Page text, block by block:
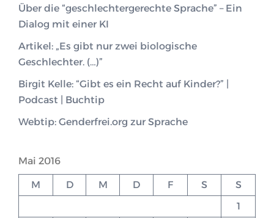
Über die “geschlechtergerechte Sprache” – Ein
Dialog mit einer KI
Artikel: „Es gibt nur zwei biologische
Geschlechter. (…)”
Birgit Kelle: “Gibt es ein Recht auf Kinder?” |
Podcast | Buchtip
Webtip: Genderfrei.org zur Sprache
Mai 2016
M D M D F S
S
1